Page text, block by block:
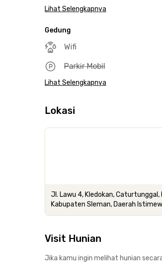
Lihat Selengkapnya
Gedung
Wifi
Parkir Mobil
Lihat Selengkapnya
Lokasi
Jl. Lawu 4, Kledokan, Caturtunggal,
Kabupaten Sleman, Daerah
Visit Hunian
Jika kamu ingin melihat hunian